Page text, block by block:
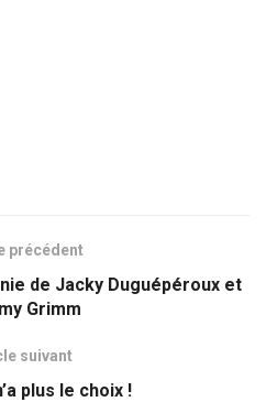
précédent
de Jacky Duguépéroux et
Grimm
suivant
plus le choix !